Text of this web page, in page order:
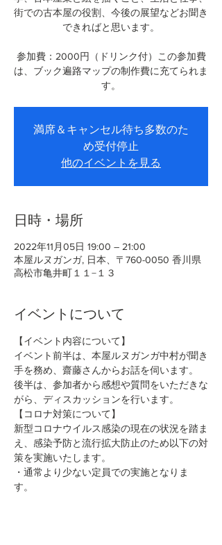
街での古本屋の役割、今後の展望などお聞き
できればと思います。
参加費：2000円（ドリンク付）この参加費
は、ブック遍路マップの制作費に充てられま
す。
満席＆キャンセル待ち多数のた
め受付停止
他のイベントを見る
日時・場所
2022年11月05日 19:00 – 21:00
本屋ルヌガンガ, 日本、〒760-0050 香川県
高松市亀井町１１−１３
イベントについて
【イベント内容について】
イベント前半は、本屋ルヌガンガ中村が聞き
手を務め、齋藤さんからお話を伺います。
後半は、参加者から感想や質問をいただきな
がら、ディスカッションを行います。
【コロナ対策について】
新型コロナウイルス感染の現在の状況を踏ま
え、感染予防と流行拡大防止のため以下の対
策を実施いたします。
・通常より少ない定員での実施となりま
す。